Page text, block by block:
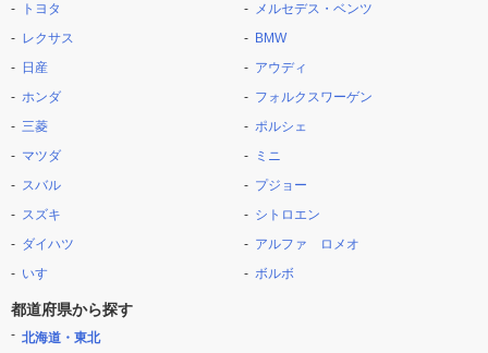
トヨタ
レクサス
日産
ホンダ
三菱
マツダ
スバル
スズキ
ダイハツ
いすゞ
メルセデス・ベンツ
BMW
アウディ
フォルクスワーゲン
ポルシェ
ミニ
プジョー
シトロエン
アルファ ロメオ
ボルボ
都道府県から探す
北海道・東北